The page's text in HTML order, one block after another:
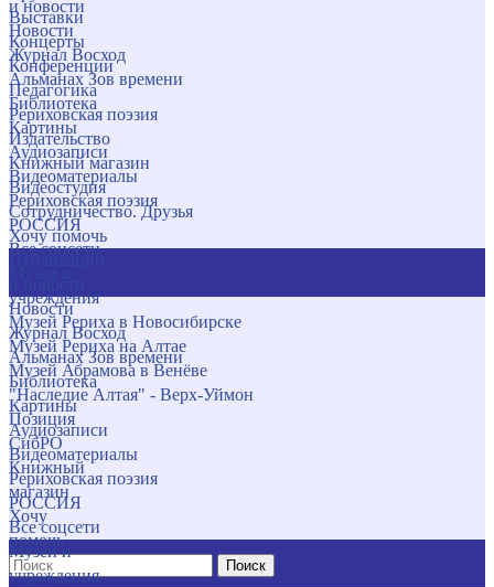
и новости
Новости
Журнал Восход
Альманах Зов времени
Библиотека
Картины
Аудиозаписи
Видеоматериалы
Рериховская поэзия
РОССИЯ
Все соцсети
учреждения
Музей Рериха в Новосибирске
Музей Рериха на Алтае
Музей Абрамова в Венёве
"Наследие Алтая" - Верх-Уймон
Позиция
СибРО
Книжный
магазин
Хочу
помочь
Поиск
Выставки
Концерты
Конференции
Педагогика
Рериховская поэзия
Издательство
Книжный магазин
Видеостудия
Сотрудничество. Друзья
Хочу помочь
Новости
Журнал Восход
Альманах Зов времени
Библиотека
Картины
Аудиозаписи
Видеоматериалы
Рериховская поэзия
РОССИЯ
Все соцсети
Музеи и
учреждения